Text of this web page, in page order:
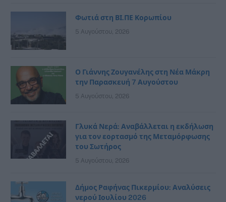
Φωτιά στη ΒΙ.ΠΕ Κορωπίου
5 Αυγούστου, 2026
Ο Γιάννης Ζουγανέλης στη Νέα Μάκρη
την Παρασκευή 7 Αυγούστου
5 Αυγούστου, 2026
Γλυκά Νερά: Αναβάλλεται η εκδήλωση
για τον εορτασμό της Μεταμόρφωσης
του Σωτήρος
5 Αυγούστου, 2026
Δήμος Ραφήνας Πικερμίου: Αναλύσεις
νερού Ιουλίου 2026